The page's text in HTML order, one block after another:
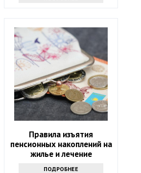
Правила изъятия
пенсионных накоплений на
жилье и лечение
ПОДРОБНЕЕ